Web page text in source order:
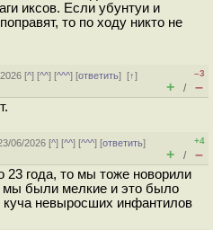
иксов. Если убунтуи и
то по ходу никто не
[^] [^^] [^^^] [ответить][↑]
–3
+ / –
06/2026 [^] [^^] [^^^] [ответить]
+4
+ / –
23 года, то мы тоже новорили
мы были мелкие и это было
куча невыросших инфантилов